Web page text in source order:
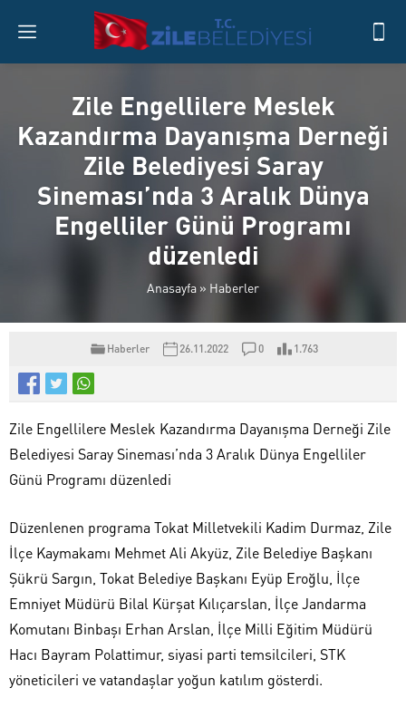
Zile Engellilere Meslek
Kazandırma Dayanışma Derneği
Zile Belediyesi Saray
Sineması’nda 3 Aralık Dünya
Engelliler Günü Programı
düzenledi
Anasayfa » Haberler
Haberler 26.11.2022 0 1.763
Zile Engellilere Meslek Kazandırma Dayanışma Derneği Zile
Belediyesi Saray Sineması’nda 3 Aralık Dünya Engelliler
Günü Programı düzenledi
Düzenlenen programa Tokat Milletvekili Kadim Durmaz, Zile
İlçe Kaymakamı Mehmet Ali Akyüz, Zile Belediye Başkanı
Şükrü Sargın, Tokat Belediye Başkanı Eyüp Eroğlu, İlçe
Emniyet Müdürü Bilal Kürşat Kılıçarslan, İlçe Jandarma
Komutanı Binbaşı Erhan Arslan, İlçe Milli Eğitim Müdürü
Hacı Bayram Polattimur, siyasi parti temsilcileri, STK
yöneticileri ve vatandaşlar yoğun katılım gösterdi.